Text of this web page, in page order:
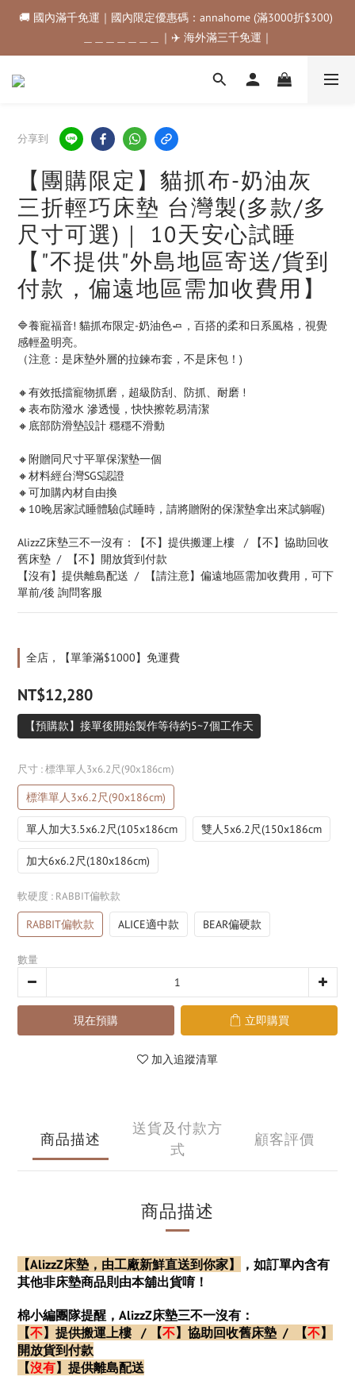
🚚 國內滿千免運｜國內限定優惠碼：annahome (滿3000折$300)
＿＿＿＿＿＿＿｜✈️ 海外滿三千免運｜
＿＿＿＿＿＿＿｜✈️ 海外滿三千免運｜
$100｜滿$3500最高可折$200｜滿$5000最高可折$300
＿＿＿＿＿＿＿｜✈️ 海外滿三千免運｜
分享到
【團購限定】貓抓布-奶油灰
三折輕巧床墊 台灣製(多款/多
尺寸可選)｜ 10天安心試睡
【"不提供"外島地區寄送/貨到
付款，偏遠地區需加收費用】
🔷養寵福音! 貓抓布限定-奶油色🧈，百搭的柔和日系風格，視覺
感輕盈明亮。
（注意：是床墊外層的拉鍊布套，不是床包！)
🔸有效抵擋寵物抓磨，超級防刮、防抓、耐磨 !
🔸表布防潑水 滲透慢，快快擦乾易清潔
🔸底部防滑墊設計 穩穩不滑動
🔸附贈同尺寸平單保潔墊一個
🔸材料經台灣SGS認證
🔸可加購內材自由換
🔸10晚居家試睡體驗(試睡時，請將贈附的保潔墊拿出來試躺喔)
AlizzZ床墊三不一沒有：【不】提供搬運上樓   / 【不】協助回收
舊床墊  /  【不】開放貨到付款
【沒有】提供離島配送  /  【請注意】偏遠地區需加收費用，可下
單前/後 詢問客服
全店，【單筆滿$1000】免運費
NT$12,280
【預購款】接單後開始製作等待約5~7個工作天
尺寸 : 標準單人3x6.2尺(90x186cm)
標準單人3x6.2尺(90x186cm)
單人加大3.5x6.2尺(105x186cm 雙人5x6.2尺(150x186cm
加大6x6.2尺(180x186cm)
軟硬度 : RABBIT偏軟款
RABBIT偏軟款 ALICE適中款 BEAR偏硬款
數量
現在預購 立即購買
加入追蹤清單
商品描述
送貨及付款方
式
顧客評價
商品描述
【AlizzZ床墊，由工廠新鮮直送到你家】
，如訂單內含有
其他非床墊商品則由本舖出貨唷！
棉小編團隊提醒，AlizzZ床墊三不一沒有：
【不】 提供搬運上樓 / 【不】 協助回收舊床墊 / 【不】
開放貨到付款
【沒有】 提供離島配送